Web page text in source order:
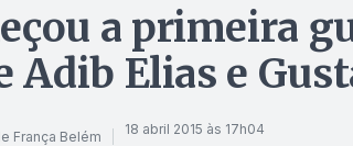
a primeira
Adib Elias e
França Belém 18 abril 2015 às 17h04